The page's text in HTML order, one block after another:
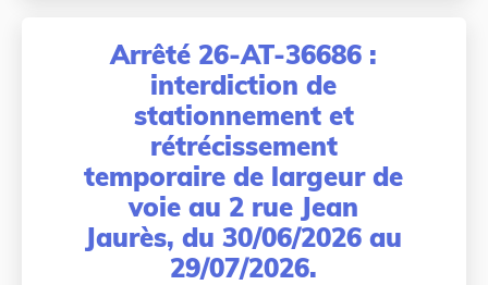
Arrêté 26-AT-36686 :
interdiction de
stationnement et
rétrécissement
temporaire de largeur de
voie au 2 rue Jean
Jaurès, du 30/06/2026 au
29/07/2026.